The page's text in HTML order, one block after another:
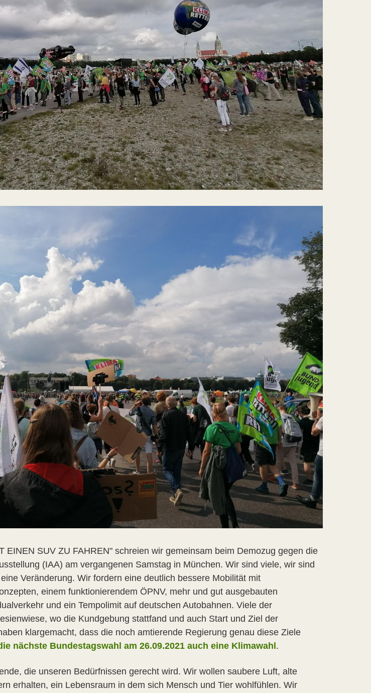
EINEN SUV ZU FAHREN" schreien wir gemeinsam beim Demozug gegen die
(IAA) am vergangenen Samstag in München. Wir sind viele, wir sind
Veränderung. Wir fordern eine deutlich bessere Mobilität mit
einem funktionierendem ÖPNV, mehr und gut ausgebauten
und ein Tempolimit auf deutschen Autobahnen. Viele der
wo die Kundgebung stattfand und auch Start und Ziel der
klargemacht, dass die noch amtierende Regierung genau diese Ziele
nächste Bundestagswahl am 26.09.2021 auch eine Klimawahl .
die unseren Bedürfnissen gerecht wird. Wir wollen saubere Luft, alte
erhalten, ein Lebensraum in dem sich Mensch und Tier wohlfühlen. Wir